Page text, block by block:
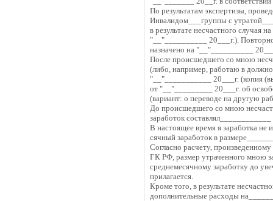
По результатам экспертизы,
Инвалидом___группы с
в результате несчастного случая
"__"__________ 20___г.).
назначено на "__"__________
После происшедшего со мною
(либо, например, работаю в
"__"___________ 20___г. (копия
от "__"_________ 20___г. об
(вариант: о переводе на другую
До происшедшего со мною
заработок
В настоящее время я заработка
сячный заработок в
Согласно расчету,
ГК РФ, размер утраченного мною
среднемесячному заработку до
прилагается.
Кроме того, в результате
дополнительные расходы